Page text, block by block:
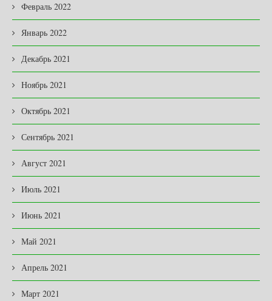
Февраль 2022
Январь 2022
Декабрь 2021
Ноябрь 2021
Октябрь 2021
Сентябрь 2021
Август 2021
Июль 2021
Июнь 2021
Май 2021
Апрель 2021
Март 2021